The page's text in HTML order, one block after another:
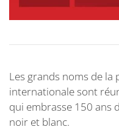
Les grands noms de
internationale sont
qui embrasse 150 ans
noir et blanc.